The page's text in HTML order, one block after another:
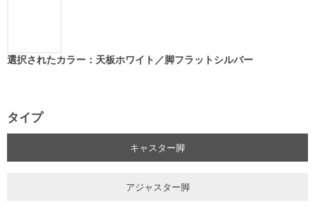
選択されたカラー：天板ホワイト／脚フラットシルバー
タイプ
キャスター脚
アジャスター脚